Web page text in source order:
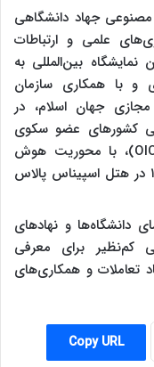
جهاد دانشگاهی
علمی و ارتباطات
بین‌المللی به
و با همکاری سازمان
جهان اسلام، در
کشورهای عضو سکوی
گفت‌وگوی سازمان همکاری اسلامی (OIC-۱۵)، با محوریت هوش
مصنوعی در تاریخ ۲۸ و ۲۹ اردیبهشت ۱۴۰۴ در هتل اسپیناس پالاس
دانشگاه‌ها و نهادهای
فرصتی کم‌نظیر برای معرفی
تعاملات و همکاری‌های
Copy URL